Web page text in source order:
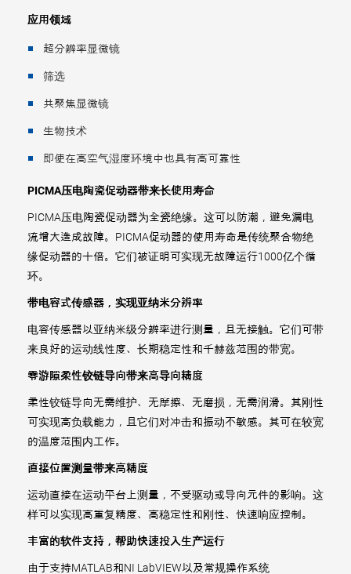
应用领域
超分辨率显微镜
筛选
共聚焦显微镜
生物技术
即使在高空气湿度环境中也具有高可靠性
PICMA压电陶瓷促动器带来长使用寿命
PICMA压电陶瓷促动器为全瓷绝缘。这可以防潮，避免漏电
流增大造成故障。PICMA促动器的使用寿命是传统聚合物绝
缘促动器的十倍。它们被证明可实现无故障运行1000亿个循
环。
带电容式传感器，实现亚纳米分辨率
电容传感器以亚纳米级分辨率进行测量，且无接触。它们可带
来良好的运动线性度、长期稳定性和千赫兹范围的带宽。
零游隙柔性铰链导向带来高导向精度
柔性铰链导向无需维护、无摩擦、无磨损，无需润滑。其刚性
可实现高负载能力，且它们对冲击和振动不敏感。其可在较宽
的温度范围内工作。
直接位置测量带来高精度
运动直接在运动平台上测量，不受驱动或导向元件的影响。这
样可以实现高重复精度、高稳定性和刚性、快速响应控制。
丰富的软件支持，帮助快速投入生产运行
由于支持MATLAB和NI LabVIEW以及常规操作系统